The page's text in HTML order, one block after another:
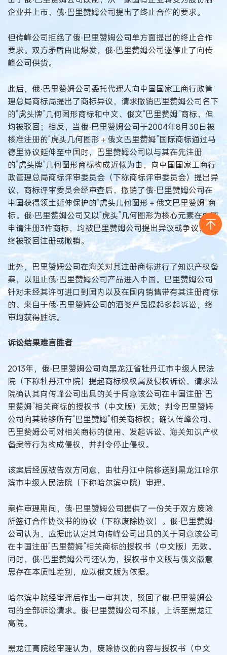
企业并上市，俄·巴里赞姆公司提出了终止合作的要求。
但传峰公司拒绝了俄·巴里赞姆公司单方面提出的终止合作
要求。双方矛盾由此爆发，俄·巴里赞姆公司遂停止了向传
峰公司供货。
此后，俄·巴里赞姆公司委托代理人向中国国家工商行政管
理总局商标局提出了商标异议，请求撤销巴里赞姆公司名下
的“虎头牌”几何图形商标和中文、俄文“巴里赞姆”商标，但
均被驳回；相反，当俄·巴里赞姆公司于2004年8月30日被
核准注册的“虎头几何图形＋俄文巴里赞姆”国际商标通过马
德里协议延伸至中国时，巴里赞姆公司以与其在先注册
的“虎头牌”几何图形商标构成近似为由，向中国国家工商行
政管理总局商标评审委员会（下称商标评审委员会）提出异
议，商标评审委员会经审查后，撤销了俄·巴里赞姆公司在
中国获得领土延伸保护的“虎头几何图形＋俄文巴里赞姆”商
标。俄·巴里赞姆公司又以“虎头”几何图形为核心元素在中国
申请注册3件商标，均被巴里赞姆公司提出异议或争议，最
终被驳回注册或撤销。
此外，巴里赞姆公司在海关对其注册商标进行了知识产权备
案，以阻止俄·巴里赞姆公司产品进入中国。巴里赞姆公司
针对未经其许可进口到国内以及在国内销售带有其注册商标
的、来自于俄·巴里赞姆公司的酒类产品提起多起诉讼，终
审均获得胜诉。
诉讼结果难言胜者
2013年，俄·巴里赞姆公司向黑龙江省牡丹江市中级人民法
院（下称牡丹江中院）提起商标权权属及侵权诉讼，请求法
院确认其向传峰公司出具的关于同意该公司在中国注册“巴
里赞姆”相关商标的授权书（中文版）无效；判令巴里赞姆
公司向其转移所有“巴里赞姆”相关商标权；确认传峰公司、
巴里赞姆公司对相关商标的使用、发起诉讼、海关知识产权
备案等行为构成侵权，并判令停止侵权。
该案后经原被告双方同意，由牡丹江中院移送到黑龙江哈尔
滨市中级人民法院（下称哈尔滨中院）审理。
案件审理期间，俄·巴里赞姆公司提供了一份关于双方废除
所签订合作协议书的协议（下称废除协议）。俄·巴里赞姆
公司认为，应据此认定其向传峰公司出具的关于同意该公司
在中国注册“巴里赞姆”相关商标的授权书（中文版）无效。
同时，俄·巴里赞姆公司还认为，授权书中文版与俄文版意
思存在本质性差别，应以俄文版为依据。
哈尔滨中院经审理后作出一审判决，驳回了俄·巴里赞姆公
司的全部诉讼请求。俄·巴里赞姆公司不服，上诉至黑龙江
高院。
黑龙江高院经审理认为，废除协议的内容与授权书（中文